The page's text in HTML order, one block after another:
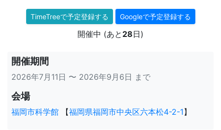
TimeTreeで予定登録する Googleで予定登録する
開催中 (あと 28日)
開催期間
2026年7月11日 〜 2026年9月6日 まで
会場
福岡市科学館 【福岡県福岡市中央区六本松4-2-1】